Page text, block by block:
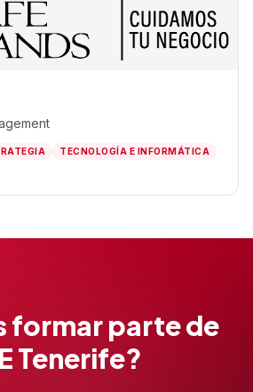
TECNOLOGÍA E INFORMÁTICA
formar parte de
Tenerife?